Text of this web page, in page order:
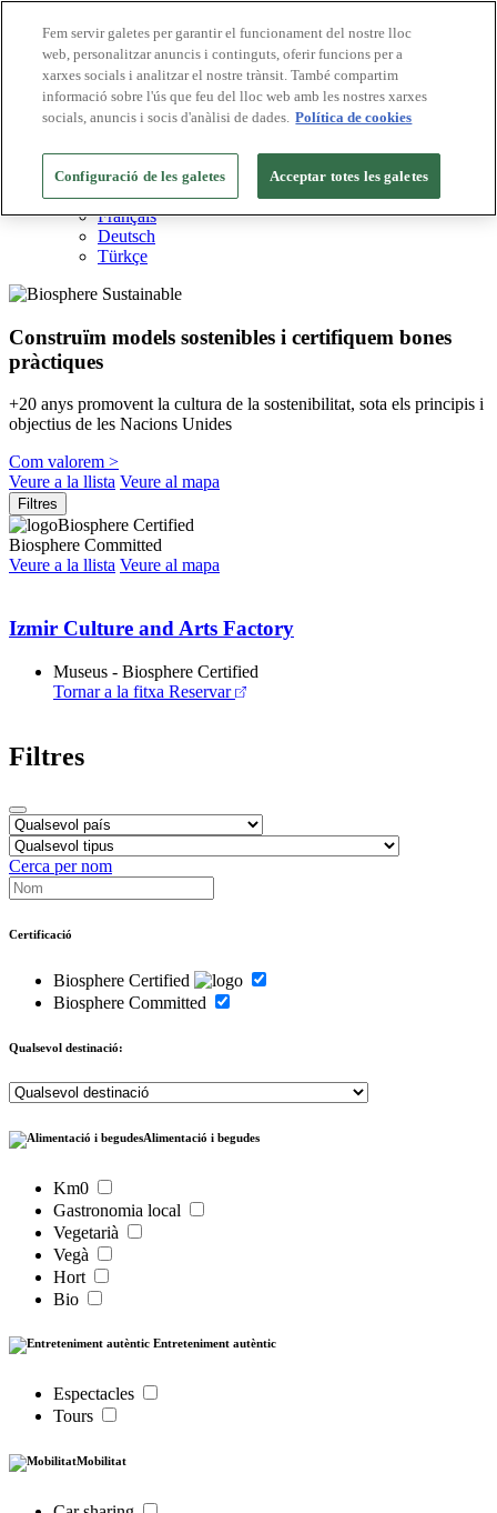
Destinacions Biosphere
Empreses Biosphere
Com valorem
Sobre nosaltres
English
Español
Português
Français
Deutsch
Türkçe
Construïm models sostenibles i certifiquem bones
pràctiques
+20 anys promovent la cultura de la sostenibilitat, sota els principis i
objectius de les Nacions Unides
Com valorem >
Veure a la llista Veure al mapa
Filtres
Biosphere Certified
Biosphere Committed
Veure a la llista Veure al mapa
Izmir Culture and Arts Factory
Museus - Biosphere Certified
Tornar a la fitxa Reservar
Filtres
Cerca per nom
Certificació
Biosphere Certified
Biosphere Committed
Qualsevol destinació:
Alimentació i begudes
Km0
Gastronomia local
Vegetarià
Vegà
Hort
Bio
Entreteniment autèntic
Espectacles
Tours
Mobilitat
Fem servir galetes per garantir el funcionament del nostre lloc
web, personalitzar anuncis i continguts, oferir funcions per a
xarxes socials i analitzar el nostre trànsit. També compartim
informació sobre l'ús que feu del lloc web amb les nostres xarxes
socials, anuncis i socis d'anàlisi de dades. Política de cookies
Configuració de les galetes Acceptar totes les galetes